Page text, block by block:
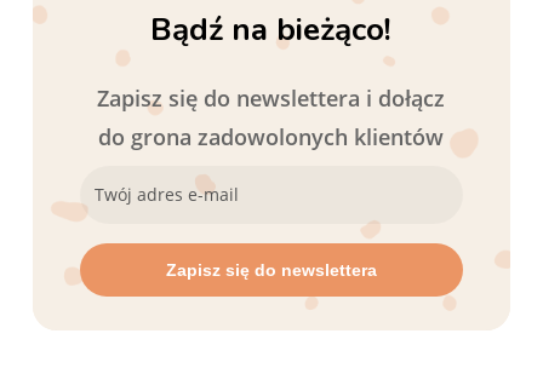
Bądź na bieżąco!
Zapisz się do newslettera i dołącz
do grona zadowolonych klientów